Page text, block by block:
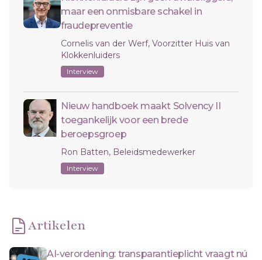
maar een onmisbare schakel in
fraudepreventie
Cornelis van der Werf, Voorzitter Huis van
Klokkenluiders
Interview
Nieuw handboek maakt Solvency II
toegankelijk voor een brede
beroepsgroep
Ron Batten, Beleidsmedewerker
Interview
Artikelen
AI-verordening: transparantieplicht vraagt nú